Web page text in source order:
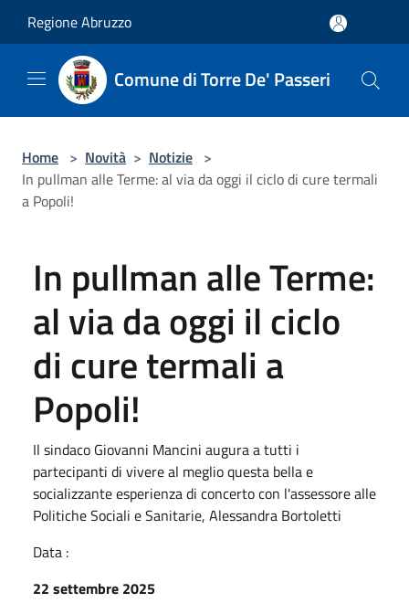
Regione Abruzzo
Comune di Torre De' Passeri
Home > Novità > Notizie >
In pullman alle Terme: al via da oggi il ciclo di cure termali
a Popoli!
In pullman alle Terme:
al via da oggi il ciclo
di cure termali a
Popoli!
Il sindaco Giovanni Mancini augura a tutti i
partecipanti di vivere al meglio questa bella e
socializzante esperienza di concerto con l'assessore alle
Politiche Sociali e Sanitarie, Alessandra Bortoletti
Data :
22 settembre 2025